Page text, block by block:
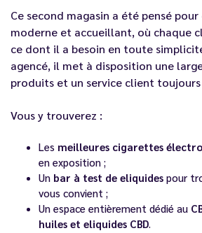
Ce second magasin a été pensé
moderne et accueillant, où chaque
ce dont il a besoin en toute
agencé, il met à disposition une
produits et un service client
Vous y trouverez :
Les meilleures cigarettes
en exposition ;
Un bar à test de eliquides pour
vous convient ;
Un espace entièrement dédié au
huiles et eliquides CBD.